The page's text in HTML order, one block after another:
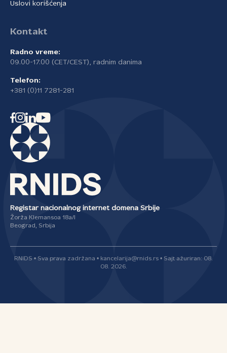
Uslovi korišćenja
Kontakt
Radno vreme:
09.00-17.00 (CET/CEST), radnim danima
Telefon:
+381 (0)11 7281-281
Registar nacionalnog internet domena Srbije
Žorža Klemansoa 18a/I
Beograd, Srbija
RNIDS • Sva prava zadržana • kancelarija@rnids.rs • Sajt ažuriran: 08.
08. 2026.